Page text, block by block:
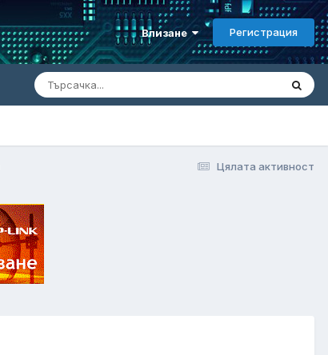
Влизане Регистрация
Цялата активност